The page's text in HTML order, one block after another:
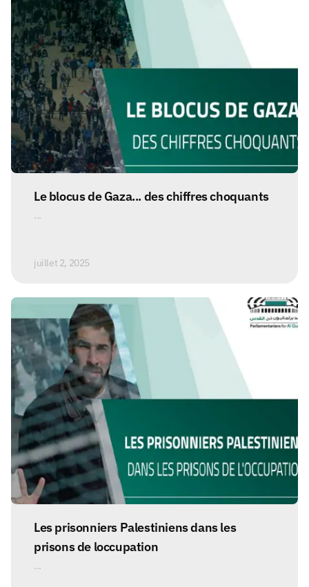
Le blocus de Gaza... des chiffres choquants
...
juillet 2, 2025
Les prisonniers Palestiniens dans les
prisons de loccupation
...